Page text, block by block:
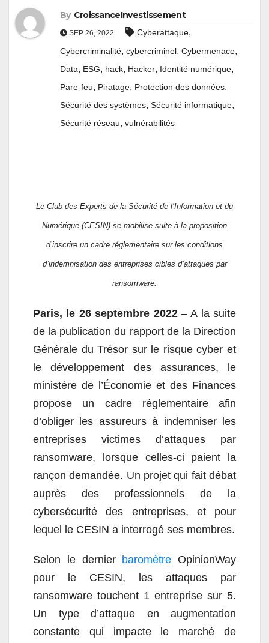
By CroissanceInvestissement
SEP 26, 2022 Cyberattaque,
Cybercriminalité, cybercriminel, Cybermenace,
Data, ESG, hack, Hacker, Identité numérique,
Pare-feu, Piratage, Protection des données,
Sécurité des systèmes, Sécurité informatique,
Sécurité réseau, vulnérabilités
Le Club des Experts de la Sécurité de l’Information et du
Numérique (CESIN) se mobilise suite à la proposition
d’inscrire un cadre réglementaire sur les conditions
d’indemnisation des entreprises cibles d’attaques par
ransomware.
Paris, le 26 septembre 2022– A la suite
de la publication du rapport de la Direction
Générale du Trésor sur le risque cyber et
le développement des assurances, le
ministère de l’Économie et des Finances
propose un cadre réglementaire afin
d’obliger les assureurs à indemniser les
entreprises victimes d‘attaques par
ransomware, lorsque celles-ci paient la
rançon demandée. Un projet qui fait débat
auprès des professionnels de la
cybersécurité des entreprises, et pour
lequel le CESIN a interrogé ses membres.
Selon le dernier baromètre OpinionWay
pour le CESIN, les attaques par
ransomware touchent 1 entreprise sur 5.
Un type d’attaque en augmentation
constante qui impacte le marché de